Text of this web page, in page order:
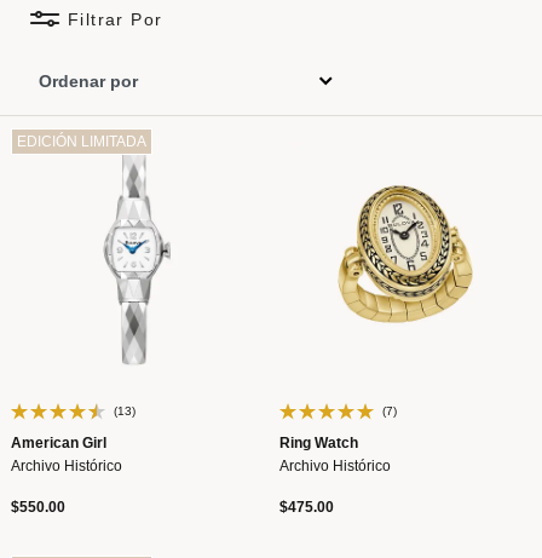
Filtrar Por
EDICIÓN LIMITADA
(13)
American Girl
Archivo Histórico
$550.00
(7)
Ring Watch
Archivo Histórico
$475.00